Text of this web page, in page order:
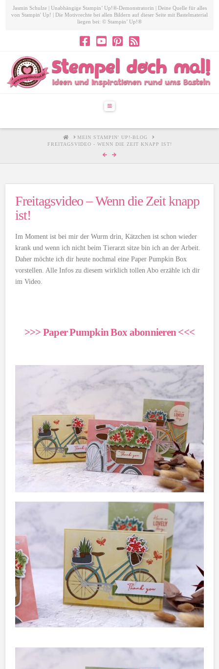
Jasmin Schulze | Unabhängige Stampin’ Up!®-Demonstratorin | Deine Quelle für alles
von Stampin' Up! | Die Motivrechte bei allen Bildern auf dieser Seite mit Bastelmaterial
liegen bei: © Stampin’ Up!®
Navigation
HOMEMEIN STAMPIN' UP!-BLOG
FREITAGSVIDEO - WENN DIE ZEIT KNAPP IST!
Freitagsvideo – Wenn die Zeit knapp
ist!
Im Moment ist bei mir der Wurm drin, Kätzchen ist schon wieder
krank und wenn ich nicht beim Tierarzt sitze bin ich an der Arbeit.
Daher möchte ich dir heute nochmal eine Paper Pumpkin Box
vorstellen. Alle Infos zu diesem wirklich tollen Abo erzähle ich dir
im Video.
>>> Paper Pumpkin Box abonnieren <<<